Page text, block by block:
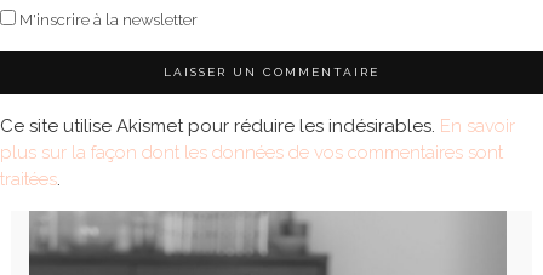
M'inscrire à la newsletter
Ce site utilise Akismet pour réduire les indésirables. En savoir
plus sur la façon dont les données de vos commentaires sont
traitées.